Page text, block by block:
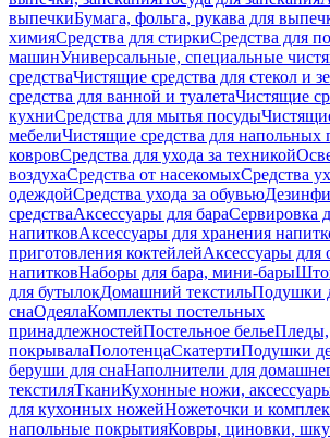
выпечкиБумага, фольга, рукава для
химияСредства для стиркиСредства для
машинУниверсальные, специальные
средстваЧистящие средства для стекол и
средства для ванной и туалетаЧистящие
кухниСредства для мытья посуды
мебелиЧистящие средства для напольных
ковровСредства для ухода за техникой
воздухаСредства от насекомыхСредства
одеждойСредства ухода за обувью
средстваАксессуары для бараСервировка
напитковАксессуары для хранения
приготовления коктейлейАксессуары для
напитковНаборы для бара, мини-бары
для бутылокДомашний текстильПодушки
снаОдеялаКомплекты постельных
принадлежностейПостельное бельеПледы,
покрывалаПолотенцаСкатертиПодушки
беруши для снаНаполнители для
текстиляТканиКухонные ножи,
для кухонных ножейНожеточки и
напольные покрытияКовры, циновки,